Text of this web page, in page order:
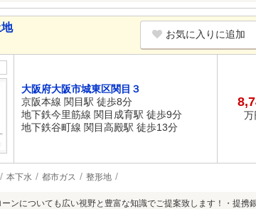
お気に入りに追加
大阪府大阪市城東区関目３
京阪本線 関目駅 徒歩8分
地下鉄今里筋線 関目成育駅 徒歩9分
地下鉄谷町線 関目高殿駅 徒歩13分
万
本下水 都市ガス 整形地
ンについても広い視野と豊富な知識でご提案致します！・提携